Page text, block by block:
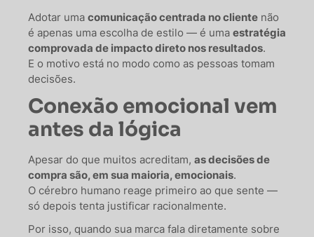
Adotar uma comunicação centrada no cliente não
é apenas uma escolha de estilo — é uma estratégia
comprovada de impacto direto nos resultados.
E o motivo está no modo como as pessoas tomam
decisões.
Conexão emocional vem
antes da lógica
Apesar do que muitos acreditam, as decisões de
compra são, em sua maioria, emocionais.
O cérebro humano reage primeiro ao que sente —
só depois tenta justificar racionalmente.
Por isso, quando sua marca fala diretamente sobre